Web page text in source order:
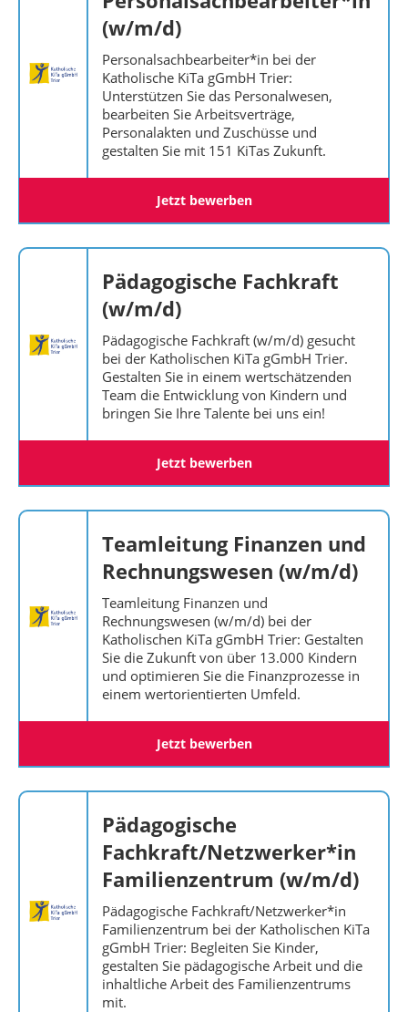
(w/m/d)
Personalsachbearbeiter*in bei der
Katholische KiTa gGmbH Trier:
Unterstützen Sie das Personalwesen,
bearbeiten Sie Arbeitsverträge,
Personalakten und Zuschüsse und
gestalten Sie mit 151 KiTas Zukunft.
Jetzt bewerben
Pädagogische Fachkraft
(w/m/d)
Pädagogische Fachkraft (w/m/d) gesucht
bei der Katholischen KiTa gGmbH Trier.
Gestalten Sie in einem wertschätzenden
Team die Entwicklung von Kindern und
bringen Sie Ihre Talente bei uns ein!
Jetzt bewerben
Teamleitung Finanzen und
Rechnungswesen (w/m/d)
Teamleitung Finanzen und
Rechnungswesen (w/m/d) bei der
Katholischen KiTa gGmbH Trier: Gestalten
Sie die Zukunft von über 13.000 Kindern
und optimieren Sie die Finanzprozesse in
einem wertorientierten Umfeld.
Jetzt bewerben
Pädagogische
Fachkraft/Netzwerker*in
Familienzentrum (w/m/d)
Pädagogische Fachkraft/Netzwerker*in
Familienzentrum bei der Katholischen KiTa
gGmbH Trier: Begleiten Sie Kinder,
gestalten Sie pädagogische Arbeit und die
inhaltliche Arbeit des Familienzentrums
mit.